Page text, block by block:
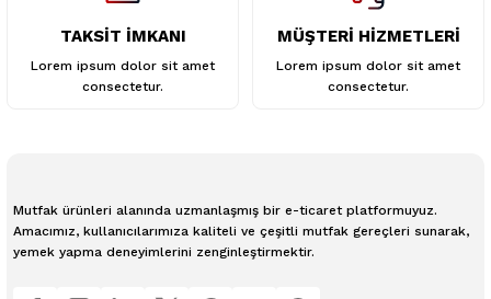
TAKSİT İMKANI
Lorem ipsum dolor sit amet
consectetur.
MÜŞTERİ HİZMETLERİ
Lorem ipsum dolor sit amet
consectetur.
Mutfak ürünleri alanında uzmanlaşmış bir e-ticaret platformuyuz.
Amacımız, kullanıcılarımıza kaliteli ve çeşitli mutfak gereçleri sunarak,
yemek yapma deneyimlerini zenginleştirmektir.